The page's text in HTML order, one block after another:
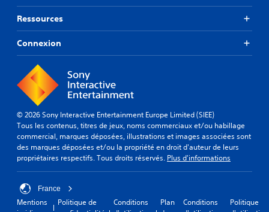
Ressources
Connexion
© 2026 Sony Interactive Entertainment Europe Limited (SIEE)
Tous les contenus, titres de jeux, noms commerciaux et/ou habillage
commercial, marques déposées, illustrations et images associées sont
des marques déposées et/ou la propriété en droit d'auteur de leurs
propriétaires respectifs. Tous droits réservés. Plus d'informations
France
Mentions
Politique de
Conditions
Plan
Conditions
Politique